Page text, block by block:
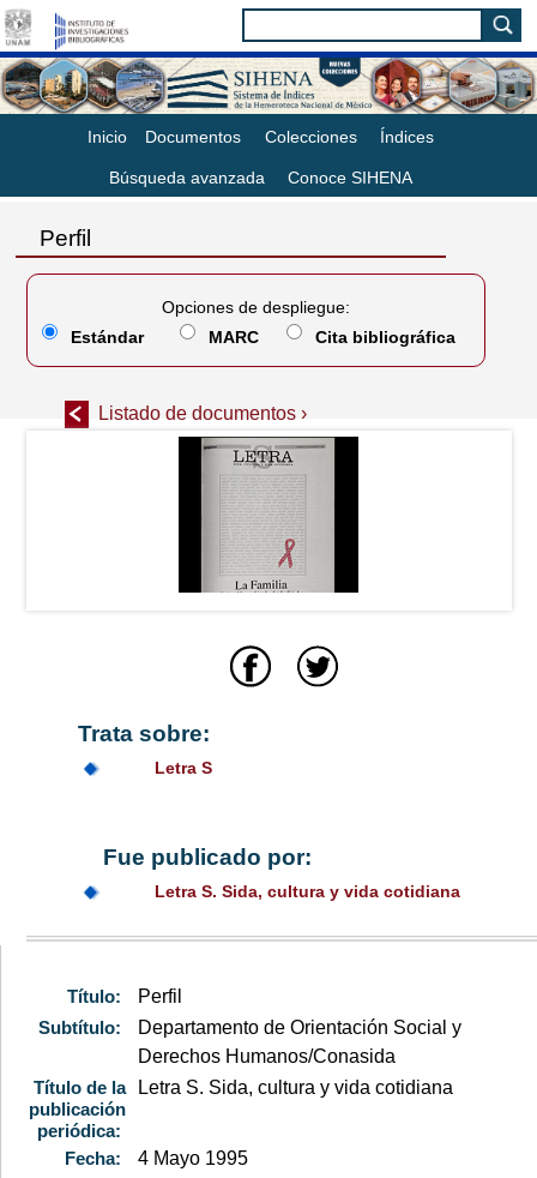
Inicio Documentos Colecciones Índices
Búsqueda avanzada Conoce SIHENA
Perfil
Listado de documentos ›
Opciones de despliegue:
Estándar
MARC Cita bibliográfica
Trata sobre:
Letra S
Fue publicado por:
Letra S. Sida, cultura y vida cotidiana
Título:
Perfil
Subtítulo:
Departamento de Orientación Social y
Derechos Humanos/Conasida
Título de la
publicación
periódica:
Letra S. Sida, cultura y vida cotidiana
Fecha:
4 Mayo 1995